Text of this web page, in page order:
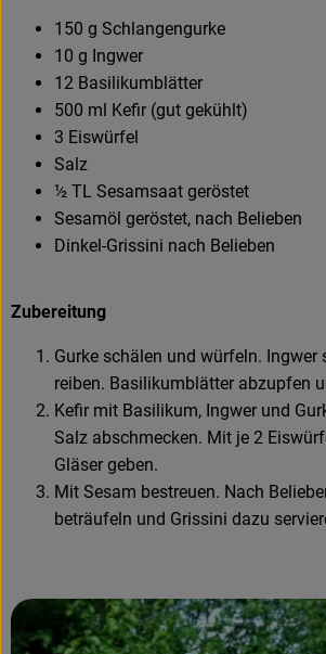
150 g Schlangengurke
10 g Ingwer
12 Basilikumblätter
500 ml Kefir (gut gekühlt)
3 Eiswürfel
Salz
½ TL Sesamsaat geröstet
Sesamöl geröstet, nach Belieben
Dinkel-Grissini nach Belieben
Zubereitung
Gurke schälen und würfeln. Ingwer
reiben. Basilikumblätter abzupfen
Kefir mit Basilikum, Ingwer und
Salz abschmecken. Mit je 2
Gläser geben.
Mit Sesam bestreuen. Nach
beträufeln und Grissini dazu